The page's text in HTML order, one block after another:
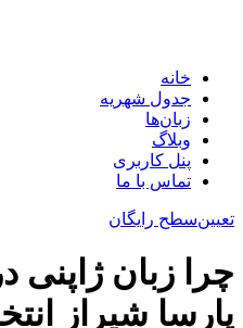
خانه
جدول شهریه
زبان‌ها
وبلاگ
پنل کاربری
تماس با ما
تعیین‌سطح رایگان
چرا زبان
پارسا شیراز